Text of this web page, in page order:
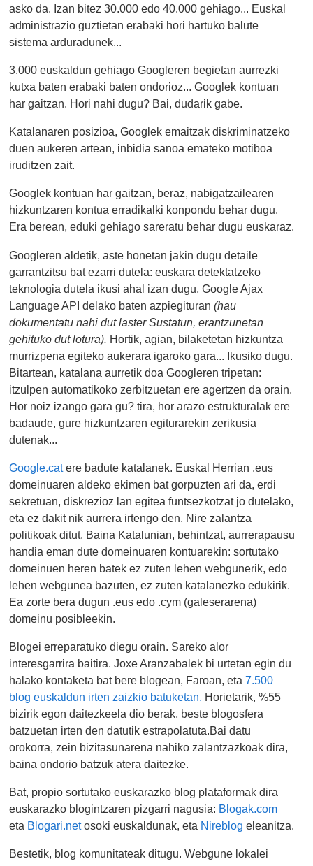
asko da. Izan bitez 30.000 edo 40.000 gehiago... Euskal
administrazio guztietan erabaki hori hartuko balute
sistema arduradunek...
3.000 euskaldun gehiago Googleren begietan aurrezki
kutxa baten erabaki baten ondorioz... Googlek kontuan
har gaitzan. Hori nahi dugu? Bai, dudarik gabe.
Katalanaren posizioa, Googlek emaitzak diskriminatzeko
duen aukeren artean, inbidia sanoa emateko motiboa
iruditzen zait.
Googlek kontuan har gaitzan, beraz, nabigatzailearen
hizkuntzaren kontua erradikalki konpondu behar dugu.
Era berean, eduki gehiago sareratu behar dugu euskaraz.
Googleren aldetik, aste honetan jakin dugu detaile
garrantzitsu bat ezarri dutela: euskara detektatzeko
teknologia dutela ikusi ahal izan dugu, Google Ajax
Language API delako baten azpiegituran(hau
dokumentatu nahi dut laster Sustatun, erantzunetan
gehituko dut lotura). Hortik, agian, bilaketetan hizkuntza
murrizpena egiteko aukerara igaroko gara... Ikusiko dugu.
Bitartean, katalana aurretik doa Googleren tripetan:
itzulpen automatikoko zerbitzuetan ere agertzen da orain.
Hor noiz izango gara gu? tira, hor arazo estrukturalak ere
badaude, gure hizkuntzaren egiturarekin zerikusia
dutenak...
Google.catere badute katalanek. Euskal Herrian .eus
domeinuaren aldeko ekimen bat gorpuzten ari da, erdi
sekretuan, diskrezioz lan egitea funtsezkotzat jo dutelako,
eta ez dakit nik aurrera irtengo den. Nire zalantza
politikoak ditut. Baina Katalunian, behintzat, aurrerapausu
handia eman dute domeinuaren kontuarekin: sortutako
domeinuen heren batek ez zuten lehen webgunerik, edo
lehen webgunea bazuten, ez zuten katalanezko edukirik.
Ea zorte bera dugun .eus edo .cym (galeserarena)
domeinu posibleekin.
Blogei erreparatuko diegu orain. Sareko alor
interesgarrira baitira. Joxe Aranzabalek bi urtetan egin du
halako kontaketa bat bere blogean, Faroan, eta7.500
blog euskaldun irten zaizkio batuketan. Horietarik, %55
bizirik egon daitezkeela dio berak, beste blogosfera
batzuetan irten den datutik estrapolatuta.Bai datu
orokorra, zein bizitasunarena nahiko zalantzazkoak dira,
baina ondorio batzuk atera daitezke.
Bat, propio sortutako euskarazko blog plataformak dira
euskarazko blogintzaren pizgarri nagusia: Blogak.com
eta Blogari.netosoki euskaldunak, eta Nireblog eleanitza.
Bestetik, blog komunitateak ditugu. Webgune lokalei